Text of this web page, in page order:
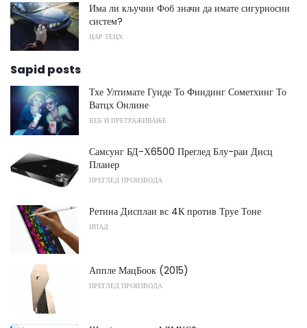
Има ли кључни Фоб значи да имате сигурносни
систем?
ЦАР ТЕЦХ
Sapid posts
Тхе Ултимате Гуиде То Финдинг Сометхинг То
Ватцх Онлине
ВЕБ И ПРЕТРАЖИВАЊЕ
Самсунг БД-Х6500 Преглед Блу-раи Дисц
Плаиер
ПРЕГЛЕД ПРОИЗВОДА
Ретина Дисплаи вс 4К против Труе Тоне
ИПАД
Аппле МацБоок (2015)
ПРЕГЛЕД ПРОИЗВОДА